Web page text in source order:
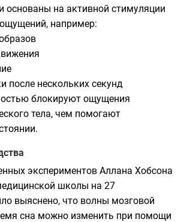
основаны на активной стимуляции
например:
после нескольких секунд
блокируют ощущения
тела, чем помогают
экспериментов Аллана Хобсона
школы на 27
выяснено, что волны мозговой
сна можно изменить при помощи